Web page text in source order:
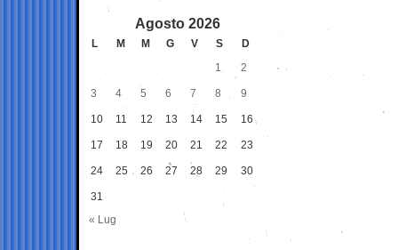
Agosto 2026
L M M G V S
D
1
2
3 4 5 6 7 8 9
10 11 12 13 14 15 16
17 18 19 20 21 22 23
24 25 26 27 28 29 30
31
« Lug